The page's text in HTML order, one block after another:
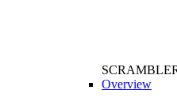
Overview